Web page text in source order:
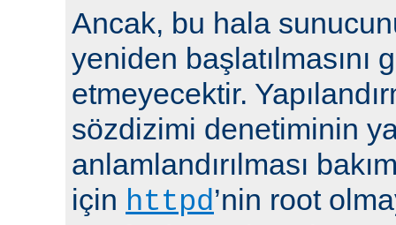
Ancak, bu hala
yeniden başlatılmasını
etmeyecektir.
sözdizimi denetiminin
anlamlandırılması
için httpd’nin root